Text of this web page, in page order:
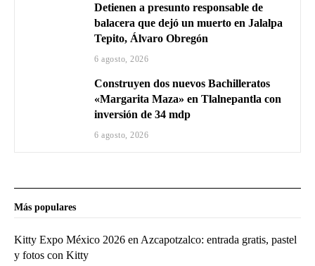
Detienen a presunto responsable de
balacera que dejó un muerto en Jalalpa
Tepito, Álvaro Obregón
6 agosto, 2026
Construyen dos nuevos Bachilleratos
«Margarita Maza» en Tlalnepantla con
inversión de 34 mdp
6 agosto, 2026
Más populares
Kitty Expo México 2026 en Azcapotzalco: entrada gratis, pastel
y fotos con Kitty